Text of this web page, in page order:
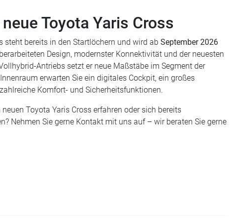
Toyota Yaris Cross
steht bereits in den Startlöchern und wird ab September 2026
Design, modernster Konnektivität und der neuesten
Antriebs setzt er neue Maßstäbe im Segment der
erwarten Sie ein digitales Cockpit, ein großes
Komfort- und Sicherheitsfunktionen.
Toyota Yaris Cross erfahren oder sich bereits
Nehmen Sie gerne Kontakt mit uns auf – wir beraten Sie gerne